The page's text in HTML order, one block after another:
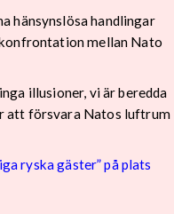
hänsynslösa handlingar
mellan Nato
illusioner, vi är beredda
att försvara Natos luftrum
ryska gäster” på plats